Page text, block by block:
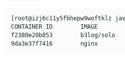
[root@izj6c11y5fbhepw9woftklz
CONTAINER ID        IMAGE
f2380e20b853        b3log/